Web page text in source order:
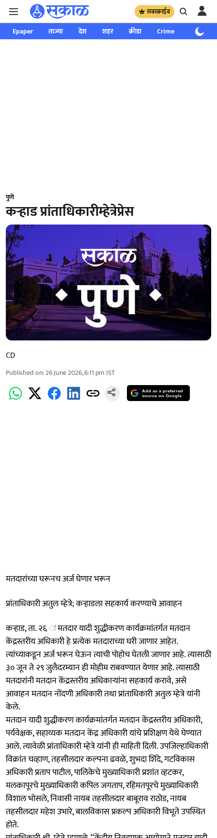
सबस्क्राईब
Epaper ताज्या देश शहर क्रीडा Crime साप्ताहिक
पुणे
कऱ्हाड प्रांताधिकारीम्हेत्रेप्रेस
CD
Published on:26 June 2026, 6:11 pm IST
Add as a preferred
source on Google
मतदारांच्या घरूनच अर्ज घेणार भरून
प्रांताधिकारी अतुल म्हेत्रे; कऱ्हाडला सहकार्य करण्याचे आवाहन
कऱ्हाड, ता. २६ ः मतदार यादी शुद्धीकरण कार्यक्रमांतर्गत मतदान
केंद्रस्तरीय अधिकारी हे प्रत्येक मतदाराच्या घरी जाणार आहेत.
त्यांच्याकडून अर्ज भरून घेऊन त्याची पोहोच घेतली जाणार आहे. त्यासाठी
३० जून ते २९ जुलैदरम्यान ही मोहीम राबवण्यात येणार आहे. त्यासाठी
मतदारांनी मतदान केंद्रस्तरीय अधिकाऱ्यांना सहकार्य करावे, असे
आवाहन मतदान नोंदणी अधिकारी तथा प्रांताधिकारी अतुल म्हेत्रे यांनी
केले.
मतदान यादी शुद्धीकरण कार्यक्रमांतर्गत मतदान केंद्रस्तरीय अधिकारी,
पर्यवेक्षक, सहाय्यक मतदान केंद्र अधिकारी यांचे प्रशिक्षण येथे घेण्यात
आले. त्यावेळी प्रांताधिकारी म्हेत्रे यांनी ही माहिती दिली. उपजिल्हाधिकारी
विक्रांत चव्हाण, तहसीलदार कल्पना ढवळे, शुभदा शिंदे, गटविकास
अधिकारी प्रताप पाटील, पालिकेचे मुख्याधिकारी प्रशांत व्हटकर,
मलकापूरचे मुख्याधिकारी कपिल जगताप, रहिमतपूरचे मुख्याधिकारी
विशाल भोसले, निवासी नायब तहसीलदार बाबूराव राठोड, नायब
तहसीलदार महेश उभारे, बालविकास प्रकल्प अधिकारी विभूते उपस्थित
होते.